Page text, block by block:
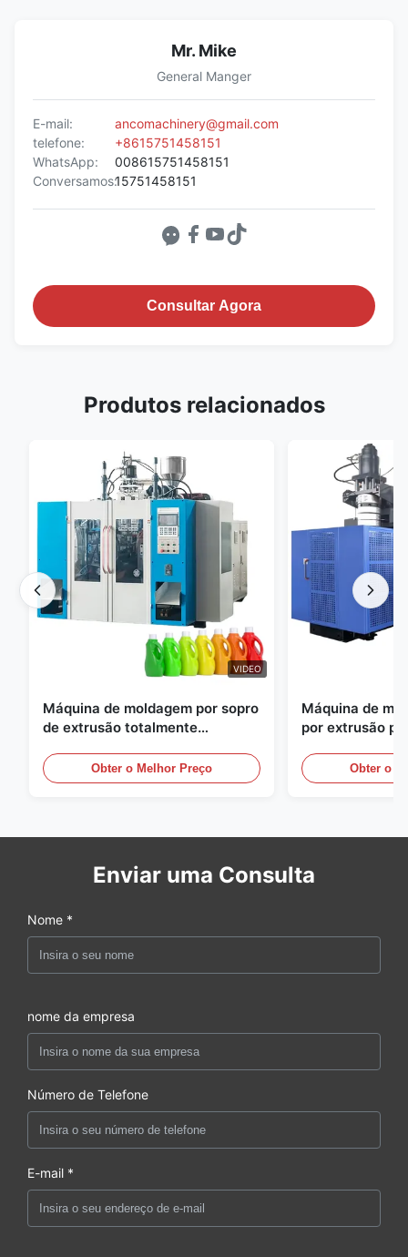
Mr. Mike
General Manger
E-mail:
ancomachinery@gmail.com
telefone:
+8615751458151
WhatsApp:
008615751458151
Conversamos:15751458151
Consultar Agora
Produtos relacionados
VIDEO
Máquina de moldagem por sopro
de extrusão totalmente
Obter o Melhor Preço
Máquina de
por extrusão
equipamento
moldagem por
Obter o
Enviar uma Consulta
Nome *
nome da empresa
Número de Telefone
E-mail *